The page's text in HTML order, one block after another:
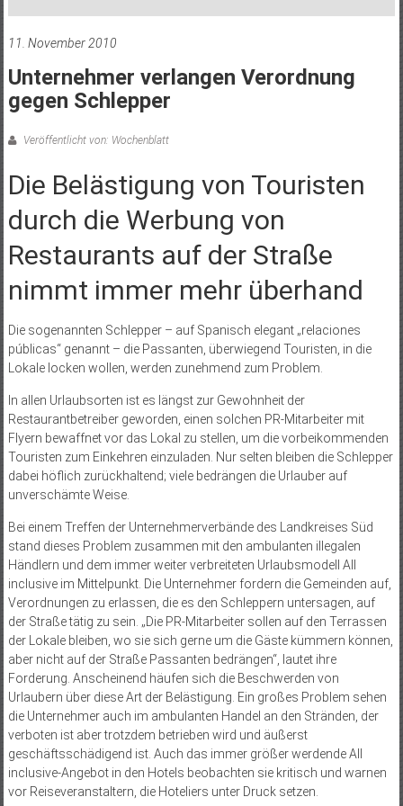
11. November 2010
Unternehmer verlangen Verordnung
gegen Schlepper
Veröffentlicht von: Wochenblatt
Die Belästigung von Touristen
durch die Werbung von
Restaurants auf der Straße
nimmt immer mehr überhand
Die sogenannten Schlepper – auf Spanisch elegant „relaciones
públicas“ genannt – die Passanten, überwiegend Touristen, in die
Lokale locken wollen, werden zunehmend zum Problem.
In allen Urlaubsorten ist es längst zur Gewohnheit der
Restaurantbetreiber geworden, einen solchen PR-Mitarbeiter mit
Flyern bewaffnet vor das Lokal zu stellen, um die vorbeikommenden
Touristen zum Einkehren einzuladen. Nur selten bleiben die Schlepper
dabei höflich zurückhaltend; viele bedrängen die Urlauber auf
unverschämte Weise.
Bei einem Treffen der Unternehmerverbände des Landkreises Süd
stand dieses Problem zusammen mit den ambulanten illegalen
Händlern und dem immer weiter verbreiteten Urlaubsmodell All
inclusive im Mittelpunkt. Die Unternehmer fordern die Gemeinden auf,
Verordnungen zu erlassen, die es den Schleppern untersagen, auf
der Straße tätig zu sein. „Die PR-Mitarbeiter sollen auf den Terrassen
der Lokale bleiben, wo sie sich gerne um die Gäste kümmern können,
aber nicht auf der Straße Passanten bedrängen“, lautet ihre
Forderung. Anscheinend häufen sich die Beschwerden von
Urlaubern über diese Art der Belästigung. Ein großes Problem sehen
die Unternehmer auch im ambulanten Handel an den Stränden, der
verboten ist aber trotzdem betrieben wird und äußerst
geschäftsschädigend ist. Auch das immer größer werdende All
inclusive-Angebot in den Hotels beobachten sie kritisch und warnen
vor Reiseveranstaltern, die Hoteliers unter Druck setzen.